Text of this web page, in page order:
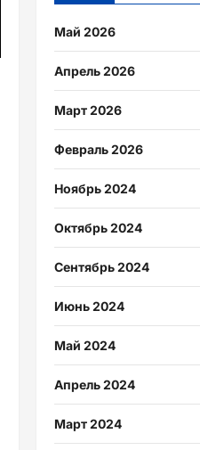
Май 2026
Апрель 2026
Март 2026
Февраль 2026
Ноябрь 2024
Октябрь 2024
Сентябрь 2024
Июнь 2024
Май 2024
Апрель 2024
Март 2024